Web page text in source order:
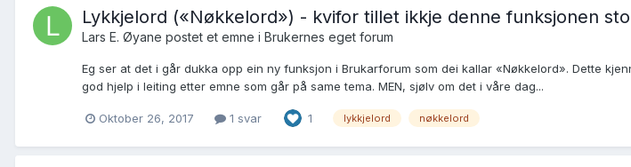
Lykkjelord («Nøkkelord») - kvifor tillet ikkje denne funksjonen
Lars E. Øyane postet et emne i Brukernes eget forum
Eg ser at det i går dukka opp ein ny funksjon i Brukarforum som dei kallar «Nøkkelord». Dette
god hjelp i leiting etter emne som går på same tema. MEN, sjølv om det i våre dag...
Oktober 26, 2017 1 svar 1 lykkjelord nøkkelord